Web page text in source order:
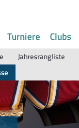
Turniere Clubs
Jahresrangliste